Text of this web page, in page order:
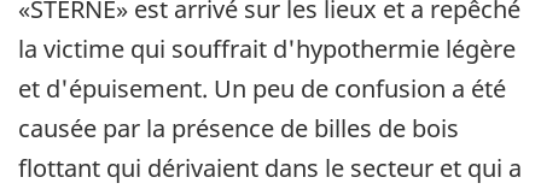
«STERNE» est arrivé sur les lieux et a repêché
la victime qui souffrait d'hypothermie légère
et d'épuisement. Un peu de confusion a été
causée par la présence de billes de bois
flottant qui dérivaient dans le secteur et qui a